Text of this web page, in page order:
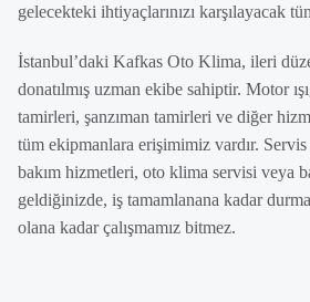
gelecekteki ihtiyaçlarınızı karşılayacak
İstanbul’daki Kafkas Oto Klima, ileri
donatılmış uzman ekibe sahiptir. Motor
tamirleri, şanzıman tamirleri ve diğer
tüm ekipmanlara erişimimiz vardır.
bakım hizmetleri, oto klima servisi veya
geldiğinizde, iş tamamlanana kadar
olana kadar çalışmamız bitmez.